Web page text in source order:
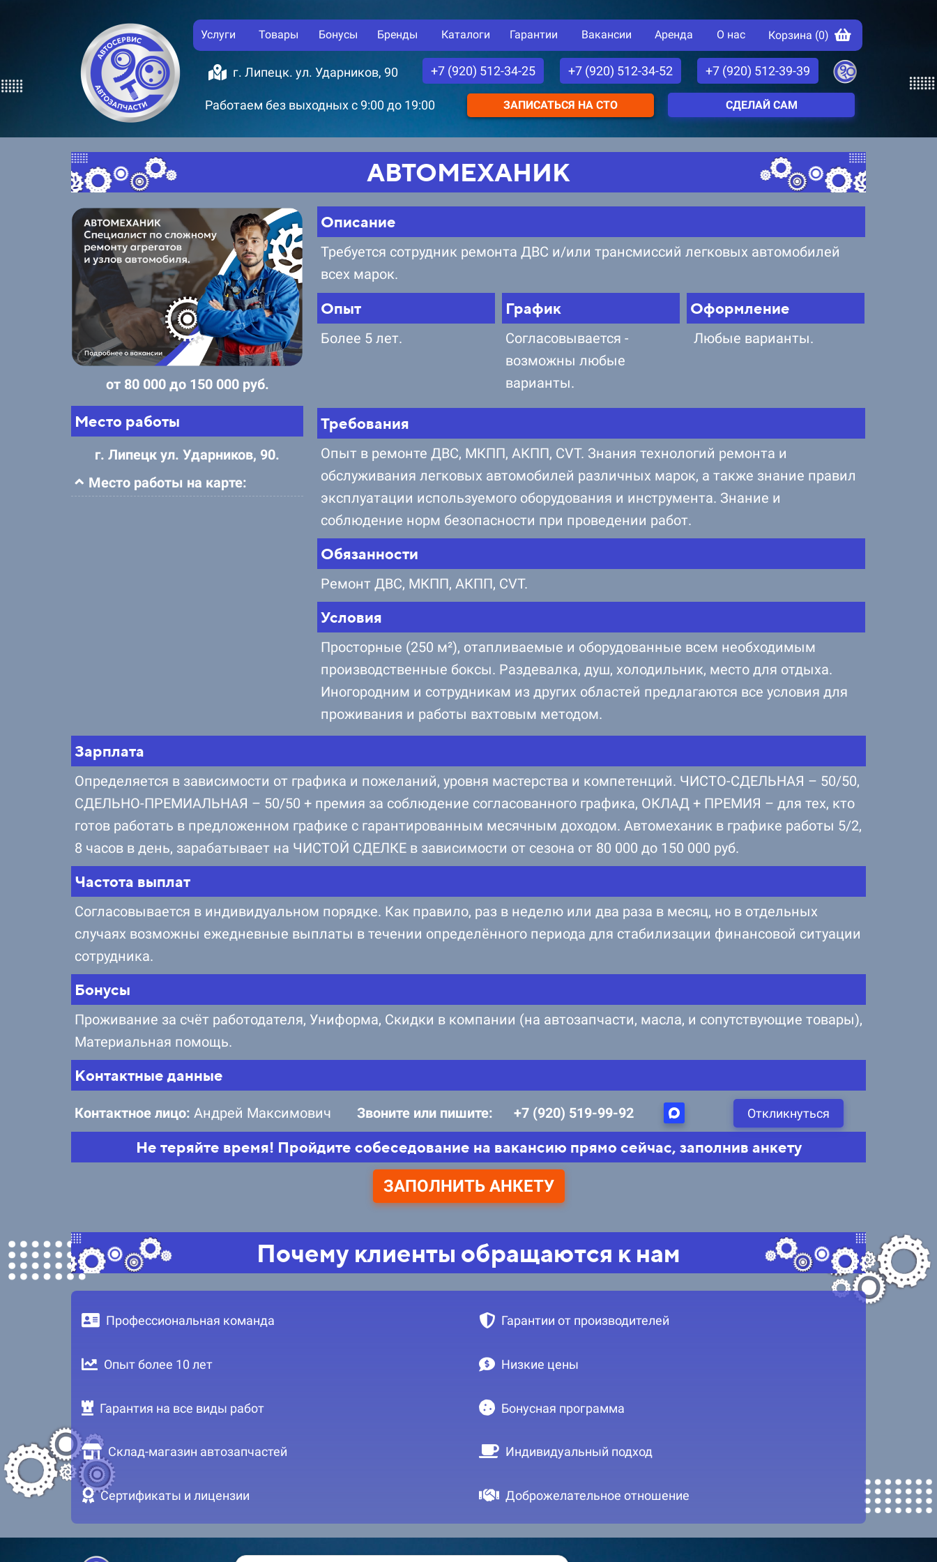
Услуги Товары Бонусы Бренды Каталоги Гарантии Вакансии Аренда О нас Корзина (0)
г. Липецк. ул. Ударников, 90 +7 (920) 512-34-25 +7 (920) 512-34-52 +7 (920) 512-39-39
Работаем без выходных с 9:00 до 19:00 ЗАПИСАТЬСЯ НА СТО СДЕЛАЙ САМ
АВТОМЕХАНИК
от 80 000 до 150 000 руб.
Место работы
г. Липецк ул. Ударников, 90.
Место работы на карте:
Описание
Требуется сотрудник ремонта ДВС и/или трансмиссий легковых автомобилей
всех марок.
Опыт
Более 5 лет.
График
Согласовывается -
возможны любые
варианты.
Оформление
Любые варианты.
Требования
Опыт в ремонте ДВС, МКПП, АКПП, CVT. Знания технологий ремонта и
обслуживания легковых автомобилей различных марок, а также знание правил
эксплуатации используемого оборудования и инструмента. Знание и
соблюдение норм безопасности при проведении работ.
Обязанности
Ремонт ДВС, МКПП, АКПП, CVT.
Условия
Просторные (250 м²), отапливаемые и оборудованные всем необходимым
производственные боксы. Раздевалка, душ, холодильник, место для отдыха.
Иногородним и сотрудникам из других областей предлагаются все условия для
проживания и работы вахтовым методом.
Зарплата
Определяется в зависимости от графика и пожеланий, уровня мастерства и компетенций. ЧИСТО-СДЕЛЬНАЯ – 50/50,
СДЕЛЬНО-ПРЕМИАЛЬНАЯ – 50/50 + премия за соблюдение согласованного графика, ОКЛАД + ПРЕМИЯ – для тех, кто
готов работать в предложенном графике с гарантированным месячным доходом. Автомеханик в графике работы 5/2,
8 часов в день, зарабатывает на ЧИСТОЙ СДЕЛКЕ в зависимости от сезона от 80 000 до 150 000 руб.
Частота выплат
Согласовывается в индивидуальном порядке. Как правило, раз в неделю или два раза в месяц, но в отдельных
случаях возможны ежедневные выплаты в течении определённого периода для стабилизации финансовой ситуации
сотрудника.
Бонусы
Проживание за счёт работодателя, Униформа, Скидки в компании (на автозапчасти, масла, и сопутствующие товары),
Материальная помощь.
Контактные данные
Контактное лицо: Андрей Максимович Звоните или пишите: +7 (920) 519-99-92 Откликнуться
Не теряйте время! Пройдите собеседование на вакансию прямо сейчас, заполнив анкету
ЗАПОЛНИТЬ АНКЕТУ
Почему клиенты обращаются к нам
Профессиональная команда
Опыт более 10 лет
Гарантия на все виды работ
Склад-магазин автозапчастей
Сертификаты и лицензии
Гарантии от производителей
Низкие цены
Бонусная программа
Индивидуальный подход
Доброжелательное отношение